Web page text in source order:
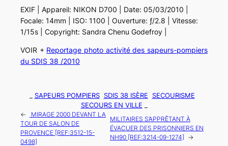
EXIF | Appareil: NIKON D700 | Date: 05/03/2010 |
Focale: 14mm | ISO: 1100 | Ouverture: ƒ/2.8 | Vitesse:
1/15s | Copyright: Sandra Chenu Godefroy |
VOIR + Reportage photo activité des sapeurs-pompiers
du SDIS 38 /2010
SAPEURS POMPIERS SDIS 38 ISÈRE SECOURISME
SECOURS EN VILLE
←
MIRAGE 2000 DEVANT LA
TOUR DE SALON DE
PROVENCE [REF:3512-15-
0498]
MILITAIRES S’APPRÊTANT À
ÉVACUER DES PRISONNIERS EN
NH90 [REF:3214-09-1274] →